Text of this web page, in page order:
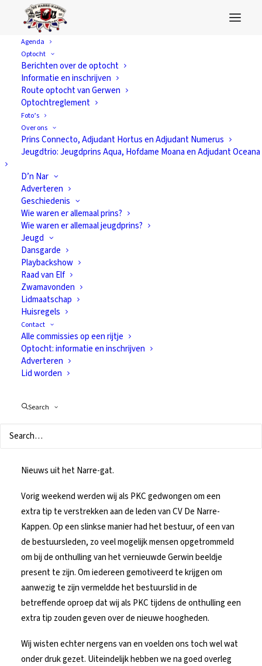
Agenda
Optocht
Berichten over de optocht
Informatie en inschrijven
Route optocht van Gerwen
Optochtreglement
Foto’s
Over ons
Prins Connecto, Adjudant Hortus en Adjudant Numerus
Jeugdtrio: Jeugdprins Aqua, Hofdame Moana en Adjudant Oceana
D’n Nar
Adverteren
Geschiedenis
Wie waren er allemaal prins?
Wie waren er allemaal jeugdprins?
Jeugd
Dansgarde
Playbackshow
Raad van Elf
Zwamavonden
Lidmaatschap
Huisregels
Contact
Alle commissies op een rijtje
Optocht: informatie en inschrijven
Adverteren
Lid worden
Search
Nieuwe tips over
de prins(es) van
2022! (5)
Nieuws uit het Narre-gat.
Vorig weekend werden wij als PKC gedwongen om een
extra tip te verstrekken aan de leden van CV De Narre-
Kappen. Op een slinkse manier had het bestuur, of een van
de bestuursleden, zo veel mogelijk mensen opgetrommeld
om bij de onthulling van het vernieuwde Gerwin beeldje
present te zijn. Om iedereen gemotiveerd te krijgen om
aanwezig te zijn vermeldde het bestuurslid in de
betreffende oproep dat wij als PKC tijdens de onthulling een
extra tip zouden geven over de nieuwe hoogheden.
Wij wisten echter nergens van en voelden ons toch wel wat
onder druk gezet. Uiteindelijk hebben we na goed overleg